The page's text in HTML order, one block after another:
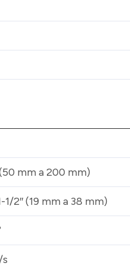
(50 mm a 200 mm)
1/2″ (19 mm a 38 mm)